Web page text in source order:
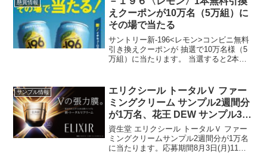
ー...
懸賞情報
えクーポンが10万名（5万組）に
その場で当たる
サントリー新-196<レモン>コンビニ無料
引き換えクーポンが 抽選で10万名様（5
万組）に当たります。 当選すると2本分
ることができます。応募締切：12月8日
（月）...
サンプル情報
エリクシール トータルＶ ファー
ミングクリーム サンプル2週間分
が1万名、花王 DEW サンプル3日
分が700名に当たる
資生堂 エリクシール トータルＶ ファー
ミングクリームサンプル2週間分が1万名
に当たります。応募期間8月3日(月)11：